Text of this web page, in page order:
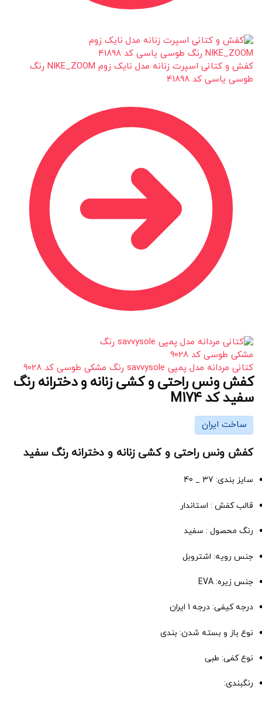
کفش و کتانی اسپرت زنانه مدل نایک زوم NIKE_ZOOM رنگ
طوسی یاسی کد 41898
کتانی مردانه مدل پمپی savvysole رنگ مشکی طوسی کد 9028
کفش ونس راحتی و کشی زنانه و دخترانه رنگ
سفید کد M174
ساخت ایران
کفش ونس راحتی و کشی زنانه و دخترانه رنگ سفید
سایز بندی: 37 _ 40
قالب کفش : استاندار
رنگ محصول : سفید
جنس رویه: اشتروبل
جنس زیره: EVA
درجه کیفی: درجه 1 ایران
نوع باز و بسته شدن: بندی
نوع کفی: طبی
رنگبندی: